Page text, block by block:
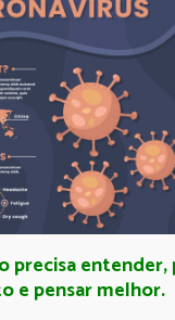
precisa entender,
e pensar melhor.